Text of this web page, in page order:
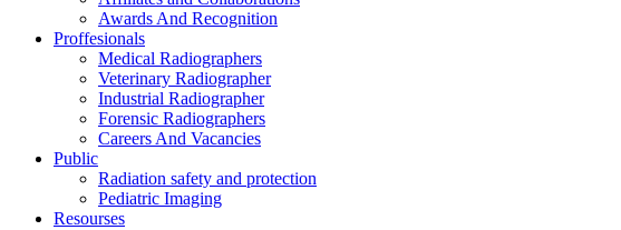
Awards And Recognition
Proffesionals
Medical Radiographers
Veterinary Radiographer
Industrial Radiographer
Forensic Radiographers
Careers And Vacancies
Public
Radiation safety and protection
Pediatric Imaging
Resourses